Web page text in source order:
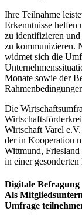
Ihre Teilnahme
Erkenntnisse helfen
zu identifizieren
zu kommunizieren.
widmet sich die
Monate sowie der
Die
Wirtschaft Varel
der in Kooperation
Wittmund,
in einer
Digitale Befragung
Als
Umfrage